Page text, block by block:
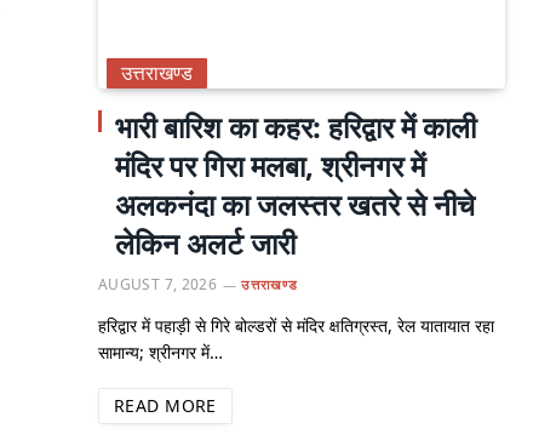
उत्तराखण्ड
भारी बारिश का कहर: हरिद्वार में काली
मंदिर पर गिरा मलबा, श्रीनगर में
अलकनंदा का जलस्तर खतरे से नीचे
लेकिन अलर्ट जारी
AUGUST 7, 2026 उत्तराखण्ड
हरिद्वार में पहाड़ी से गिरे बोल्डरों से मंदिर क्षतिग्रस्त, रेल यातायात रहा
सामान्य; श्रीनगर में…
READ MORE